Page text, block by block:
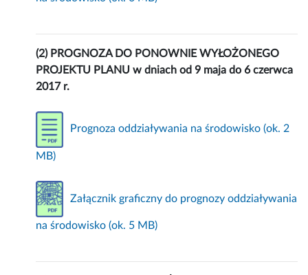
(2) PROGNOZA DO PONOWNIE WYŁOŻONEGO
PROJEKTU PLANU w dniach od 9 maja do 6 czerwca
2017 r.
Prognoza oddziaływania na środowisko (ok. 2
MB)
Załącznik graficzny do prognozy oddziaływania
na środowisko (ok. 5 MB)